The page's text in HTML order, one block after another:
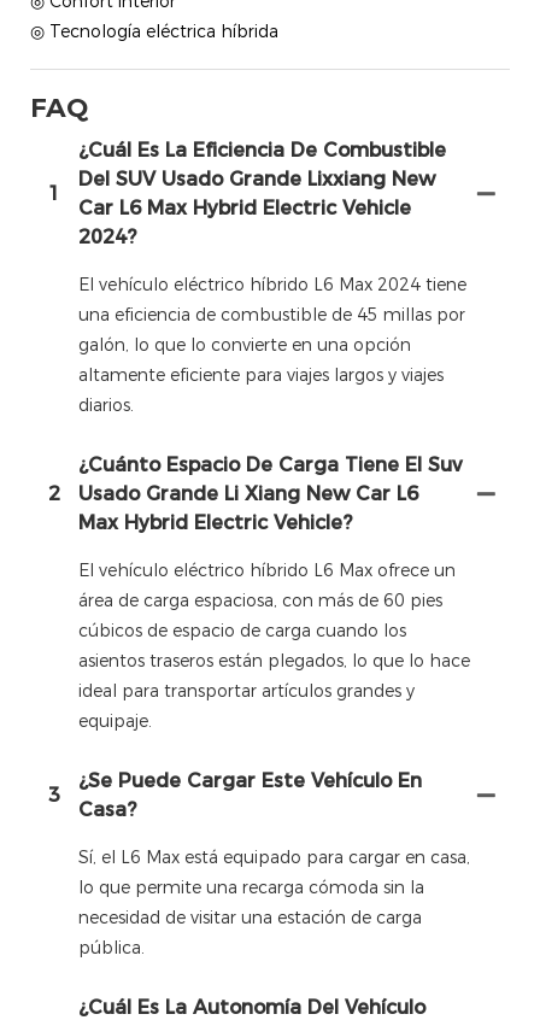
◎ Tecnología eléctrica híbrida
FAQ
1
¿Cuál Es La Eficiencia De Combustible
Del SUV Usado Grande Lixxiang New
Car L6 Max Hybrid Electric Vehicle
2024?
El vehículo eléctrico híbrido L6 Max 2024 tiene
una eficiencia de combustible de 45 millas por
galón, lo que lo convierte en una opción
altamente eficiente para viajes largos y viajes
diarios.
2
¿Cuánto Espacio De Carga Tiene El Suv
Usado Grande Li Xiang New Car L6
Max Hybrid Electric Vehicle?
El vehículo eléctrico híbrido L6 Max ofrece un
área de carga espaciosa, con más de 60 pies
cúbicos de espacio de carga cuando los
asientos traseros están plegados, lo que lo hace
ideal para transportar artículos grandes y
equipaje.
3
¿Se Puede Cargar Este Vehículo En
Casa?
Sí, el L6 Max está equipado para cargar en casa,
lo que permite una recarga cómoda sin la
necesidad de visitar una estación de carga
pública.
¿Cuál Es La Autonomía Del Vehículo